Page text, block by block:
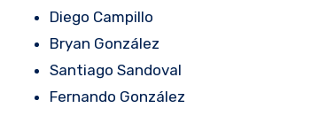
Diego Campillo
Bryan González
Santiago Sandoval
Fernando González